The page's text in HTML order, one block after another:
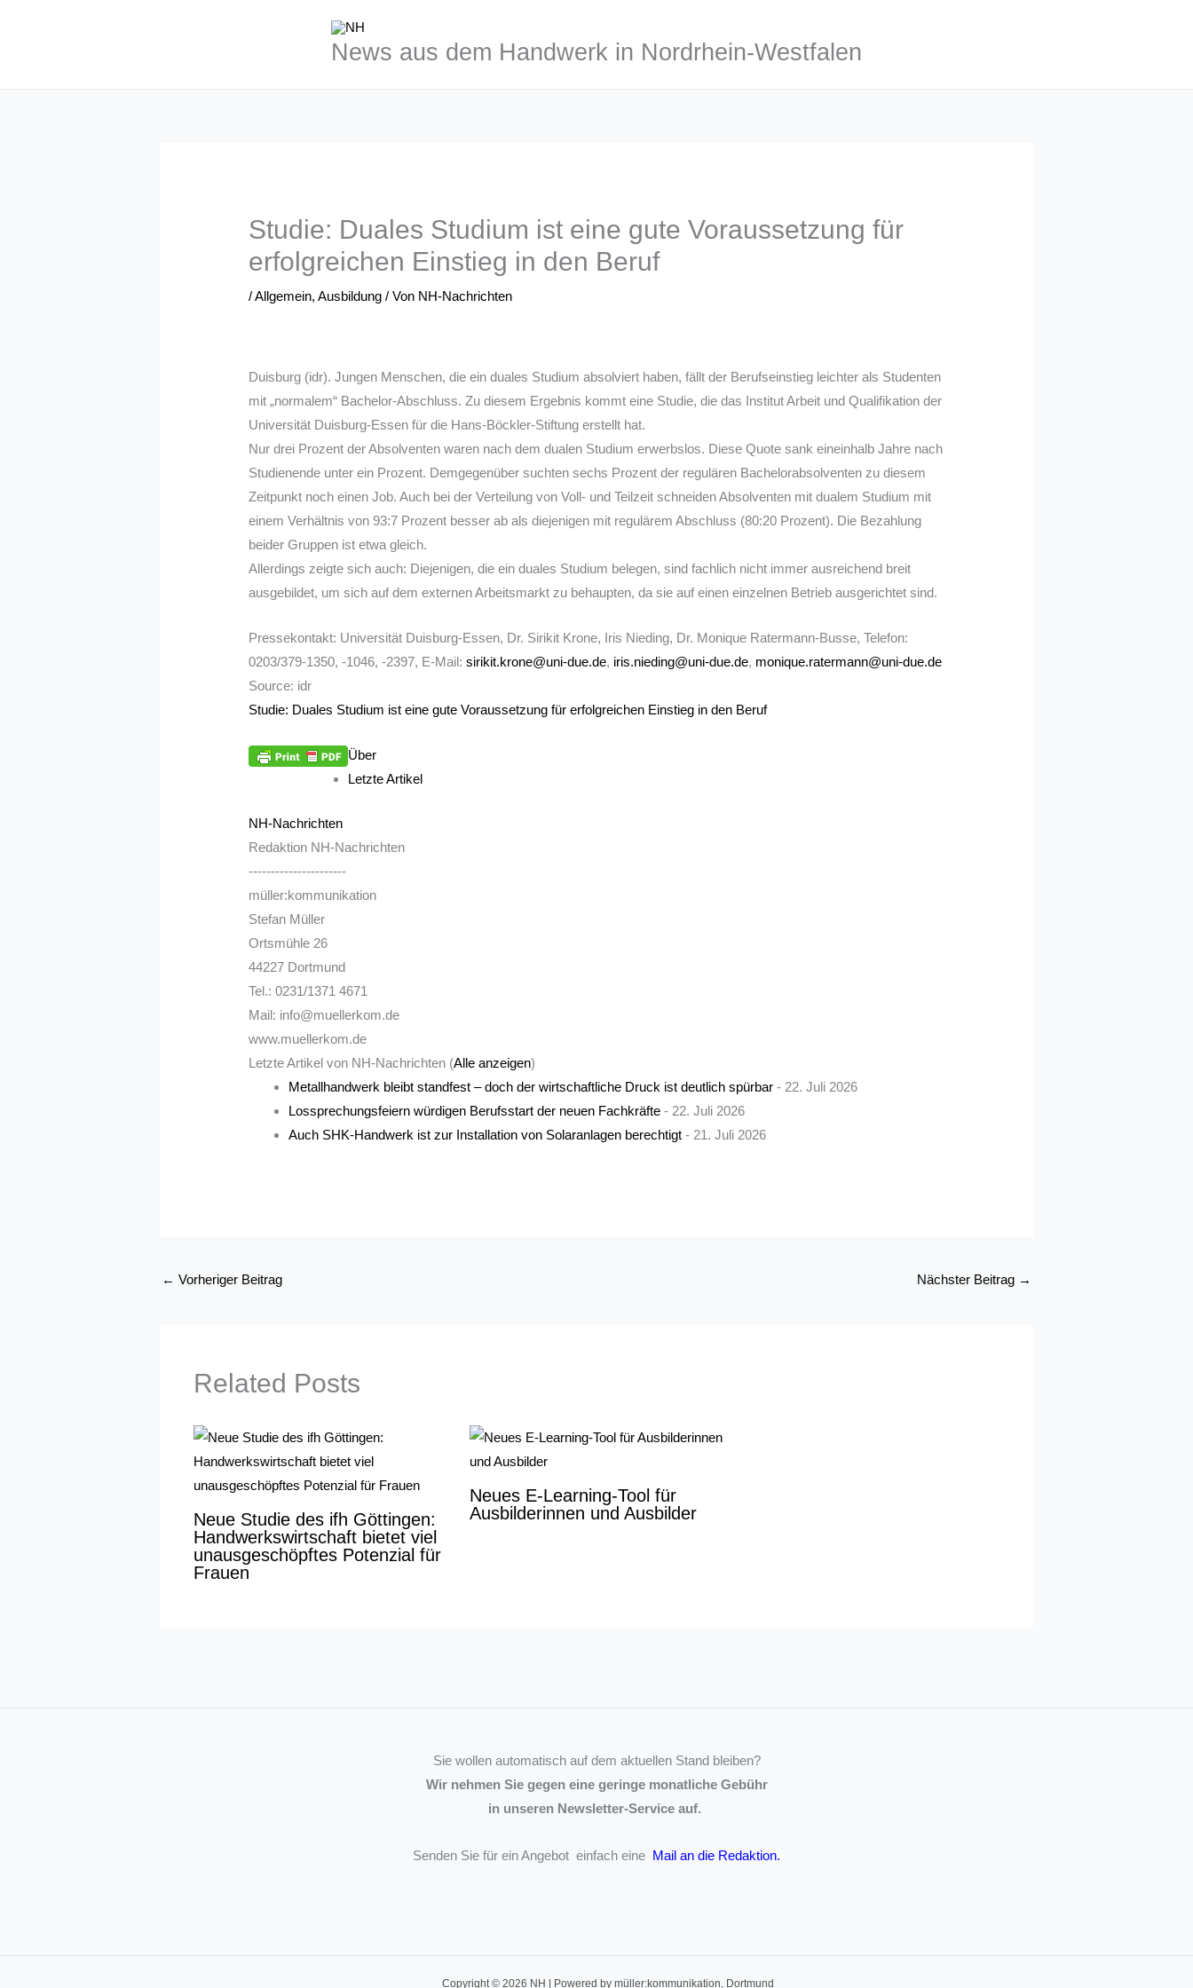
News aus dem Handwerk in Nordrhein-Westfalen
Studie: Duales Studium ist eine gute Voraussetzung für
erfolgreichen Einstieg in den Beruf
/Allgemein,Ausbildung / Von NH-Nachrichten
Duisburg (idr). Jungen Menschen, die ein duales Studium absolviert haben, fällt der Berufseinstieg leichter als Studenten
mit „normalem“ Bachelor-Abschluss. Zu diesem Ergebnis kommt eine Studie, die das Institut Arbeit und Qualifikation der
Universität Duisburg-Essen für die Hans-Böckler-Stiftung erstellt hat.
Nur drei Prozent der Absolventen waren nach dem dualen Studium erwerbslos. Diese Quote sank eineinhalb Jahre nach
Studienende unter ein Prozent. Demgegenüber suchten sechs Prozent der regulären Bachelorabsolventen zu diesem
Zeitpunkt noch einen Job. Auch bei der Verteilung von Voll- und Teilzeit schneiden Absolventen mit dualem Studium mit
einem Verhältnis von 93:7 Prozent besser ab als diejenigen mit regulärem Abschluss (80:20 Prozent). Die Bezahlung
beider Gruppen ist etwa gleich.
Allerdings zeigte sich auch: Diejenigen, die ein duales Studium belegen, sind fachlich nicht immer ausreichend breit
ausgebildet, um sich auf dem externen Arbeitsmarkt zu behaupten, da sie auf einen einzelnen Betrieb ausgerichtet sind.
Pressekontakt: Universität Duisburg-Essen, Dr. Sirikit Krone, Iris Nieding, Dr. Monique Ratermann-Busse, Telefon:
0203/379-1350, -1046, -2397, E-Mail:sirikit.krone@uni-due.de, iris.nieding@uni-due.de, monique.ratermann@uni-due.de
Source: idr
Studie: Duales Studium ist eine gute Voraussetzung für erfolgreichen Einstieg in den Beruf
Über
Letzte Artikel
NH-Nachrichten
Redaktion NH-Nachrichten
----------------------
müller:kommunikation
Stefan Müller
Ortsmühle 26
44227 Dortmund
Tel.: 0231/1371 4671
Mail: info@muellerkom.de
www.muellerkom.de
Letzte Artikel von NH-Nachrichten (Alle anzeigen)
Metallhandwerk bleibt standfest – doch der wirtschaftliche Druck ist deutlich spürbar - 22. Juli 2026
Lossprechungsfeiern würdigen Berufsstart der neuen Fachkräfte - 22. Juli 2026
Auch SHK-Handwerk ist zur Installation von Solaranlagen berechtigt - 21. Juli 2026
← Vorheriger Beitrag Nächster Beitrag →
Related Posts
Neue Studie des ifh Göttingen:
Handwerkswirtschaft bietet viel
unausgeschöpftes Potenzial für
Frauen
Neues E-Learning-Tool für
Ausbilderinnen und Ausbilder
Sie wollen automatisch auf dem aktuellen Stand bleiben?
Wir nehmen Sie gegen eine geringe monatliche Gebühr
in unseren Newsletter-Service auf.
Senden Sie für ein Angebot einfach eine Mail an die Redaktion.
Copyright © 2026 NH | Powered by müller:kommunikation, Dortmund